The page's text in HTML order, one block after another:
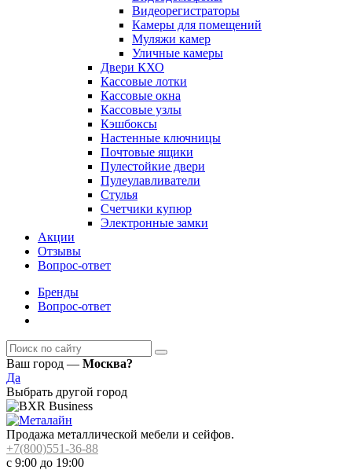
Видеорегистраторы
Камеры для помещений
Муляжи камер
Уличные камеры
Двери КХО
Кассовые лотки
Кассовые окна
Кассовые узлы
Кэшбоксы
Настенные ключницы
Почтовые ящики
Пулестойкие двери
Пулеулавливатели
Стулья
Счетчики купюр
Электронные замки
Акции
Отзывы
Вопрос-ответ
Бренды
Вопрос-ответ
Ваш город — Москва?
Да
Выбрать другой город
Продажа металлической мебели и сейфов.
+7(800)551-36-88
с 9:00 до 19:00